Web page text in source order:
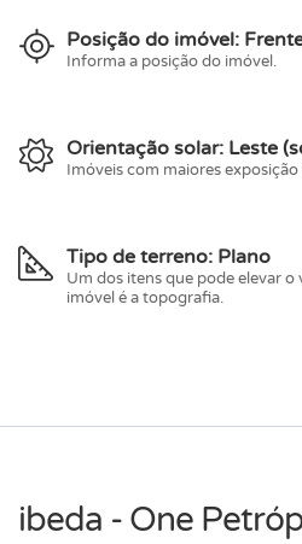
Posição do imóvel:
Informa a posição do imóvel.
Orientação solar: Leste
Imóveis com maiores
Tipo de terreno: Plano
Um dos itens que pode elevar
imóvel é a topografia.
ibeda - One